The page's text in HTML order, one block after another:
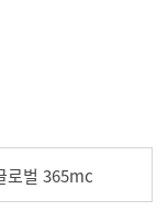
로벌 365mc